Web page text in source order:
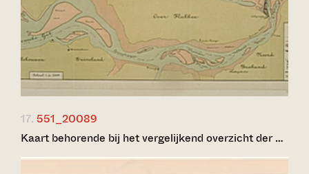
17. 551_20089
Kaart behorende bij het vergelijkend overzicht der …